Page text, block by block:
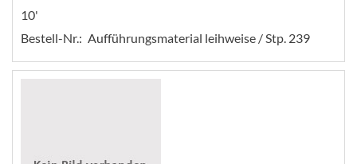
10'
Bestell-Nr.: Aufführungsmaterial leihweise / Stp. 239